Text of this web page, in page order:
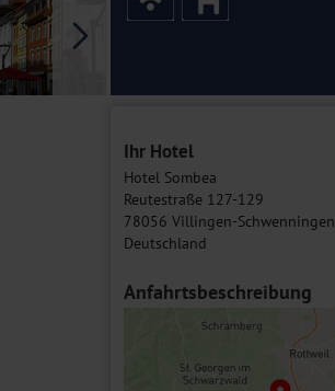
Ihr Hotel
Hotel Sombea
Reutestraße 127-129
78056 Villingen-Schwenningen
Deutschland
Anfahrtsbeschreibung